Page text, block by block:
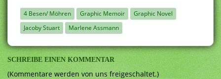
4 Besen/ Möhren Graphic Memoir
Graphic Novel
Jacoby Stuart
Marlene Assmann
SCHREIBE EINEN KOMMENTAR
(Kommentare werden von uns freigeschaltet.)